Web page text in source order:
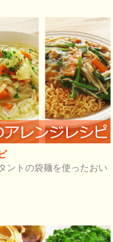
ントの袋麺を使ったおい